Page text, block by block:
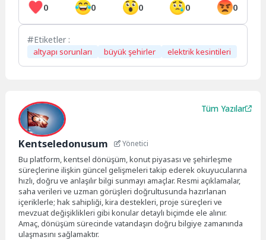
0 0 0 0 0
Etiketler :
altyapı sorunları büyük şehirler elektrik kesintileri
Kentseledonusum Yönetici
Tüm Yazılar
Bu platform, kentsel dönüşüm, konut piyasası ve şehirleşme
süreçlerine ilişkin güncel gelişmeleri takip ederek okuyucularına
hızlı, doğru ve anlaşılır bilgi sunmayı amaçlar. Resmi açıklamalar,
saha verileri ve uzman görüşleri doğrultusunda hazırlanan
içeriklerle; hak sahipliği, kira destekleri, proje süreçleri ve
mevzuat değişiklikleri gibi konular detaylı biçimde ele alınır.
Amaç, dönüşüm sürecinde vatandaşın doğru bilgiye zamanında
ulaşmasını sağlamaktır.